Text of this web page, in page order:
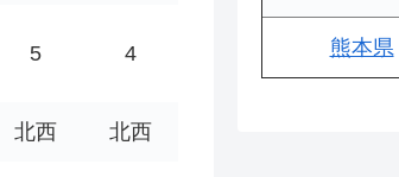
5 4
北西 北西
熊本県